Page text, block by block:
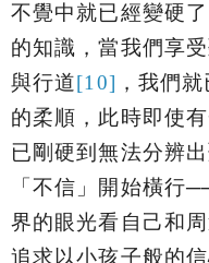
不覺中就已經變硬
的知識，當我們享
與行道[10] ，我們
的柔順，此時即使
已剛硬到無法分辨
「不信」開始橫行
界的眼光看自己和
追求以小孩子般的